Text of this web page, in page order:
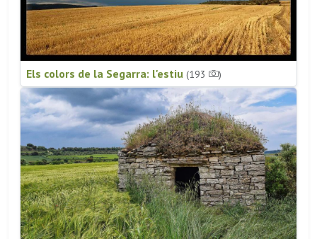
Els colors de la Segarra: l'estiu (193 )